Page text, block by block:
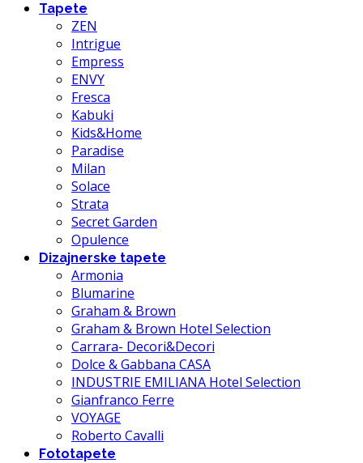
Tapete
ZEN
Intrigue
Empress
ENVY
Fresca
Kabuki
Kids&Home
Paradise
Milan
Solace
Strata
Secret Garden
Opulence
Dizajnerske tapete
Armonia
Blumarine
Graham & Brown
Graham & Brown Hotel Selection
Carrara- Decori&Decori
Dolce & Gabbana CASA
INDUSTRIE EMILIANA Hotel Selection
Gianfranco Ferre
VOYAGE
Roberto Cavalli
Fototapete